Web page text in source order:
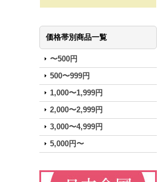
価格帯別商品一覧
〜500円
500〜999円
1,000〜1,999円
2,000〜2,999円
3,000〜4,999円
5,000円〜